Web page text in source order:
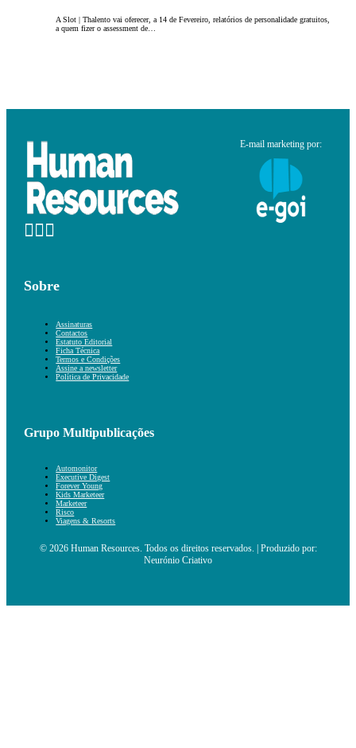
A Slot | Thalento vai oferecer, a 14 de Fevereiro, relatórios de personalidade gratuitos,
a quem fizer o assessment de…
E-mail marketing por:
Sobre
Assinaturas
Contactos
Estatuto Editorial
Ficha Técnica
Termos e Condições
Assine a newsletter
Política de Privacidade
Grupo Multipublicações
Automonitor
Executive Digest
Forever Young
Kids Marketeer
Marketeer
Risco
Viagens & Resorts
© 2026 Human Resources. Todos os direitos reservados. | Produzido por:
Neurónio Criativo